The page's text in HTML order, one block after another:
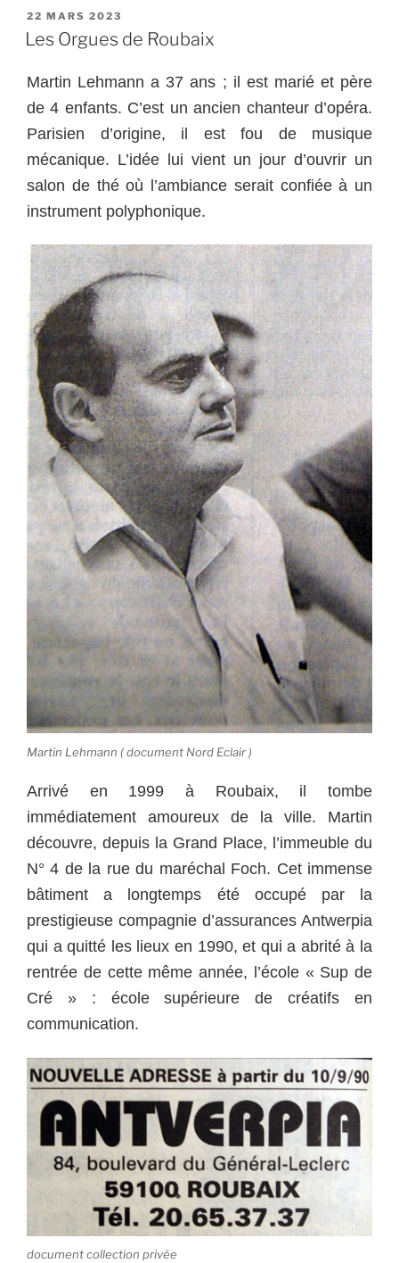
PUBLIÉ
LE
22 MARS 2023
Les Orgues de Roubaix
Martin Lehmann a 37 ans ; il est marié et père
de 4 enfants. C’est un ancien chanteur d’opéra.
Parisien d’origine, il est fou de musique
mécanique. L’idée lui vient un jour d’ouvrir un
salon de thé où l’ambiance serait confiée à un
instrument polyphonique.
Martin Lehmann ( document Nord Eclair )
Arrivé en 1999 à Roubaix, il tombe
immédiatement amoureux de la ville. Martin
découvre, depuis la Grand Place, l’immeuble du
N° 4 de la rue du maréchal Foch. Cet immense
bâtiment a longtemps été occupé par la
prestigieuse compagnie d’assurances Antwerpia
qui a quitté les lieux en 1990, et qui a abrité à la
rentrée de cette même année, l’école « Sup de
Cré » : école supérieure de créatifs en
communication.
document collection privée